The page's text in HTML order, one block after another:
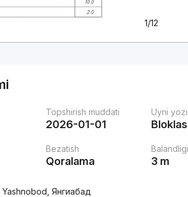
1/12
Topshirish muddati
2026-01-01
Uyni
Bezatish
Qoralama
Balandligi
3 m
Янгиабад